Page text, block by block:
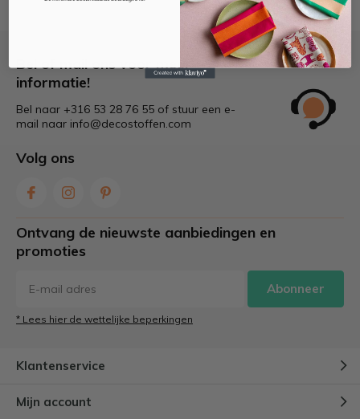
Bel of mail ons voor meer
informatie!
Bel naar +316 53 28 76 55 of stuur een e-
mail naar info@decostoffen.com
Volg ons
Ontvang de nieuwste aanbiedingen en
promoties
Abonneer
* Lees hier de wettelijke beperkingen
Klantenservice
Mijn account